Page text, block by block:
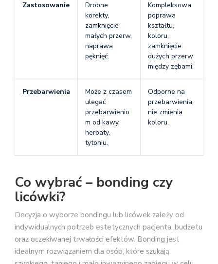
Zastosowanie
Drobne
korekty,
zamknięcie
małych przerw,
naprawa
pęknięć.
Kompleksowa
poprawa
kształtu,
koloru,
zamknięcie
dużych przerw
między zębami.
Przebarwienia
Może z czasem
ulegać
przebarwienio
m od kawy,
herbaty,
tytoniu.
Odporne na
przebarwienia,
nie zmienia
koloru.
Co wybrać – bonding czy
licówki?
Decyzja o wyborze bondingu lub licówek zależy od
indywidualnych potrzeb estetycznych pacjenta, budżetu
oraz oczekiwanej trwałości efektów. Bonding jest
idealnym rozwiązaniem dla osób, które szukają